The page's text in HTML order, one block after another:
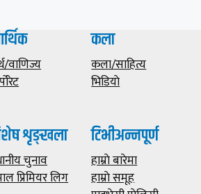
वाणिज्य
कला
कला/साहित्य
भिडियाे
शृङ्खला
चुनाव
प्रिमियर लिग
टिभीअन्नपूर्ण
हाम्राे बारेमा
हाम्राे समूह